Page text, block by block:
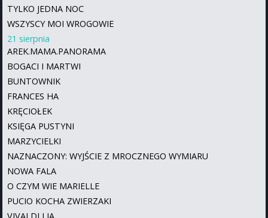
TYLKO JEDNA NOC
WSZYSCY MOI WROGOWIE
21 sierpnia
AREK.MAMA.PANORAMA
BOGACI I MARTWI
BUNTOWNIK
FRANCES HA
KRĘCIOŁEK
KSIĘGA PUSTYNI
MARZYCIELKI
NAZNACZONY: WYJŚCIE Z MROCZNEGO WYMIARU
NOWA FALA
O CZYM WIE MARIELLE
PUCIO KOCHA ZWIERZAKI
VIVALDI I JA